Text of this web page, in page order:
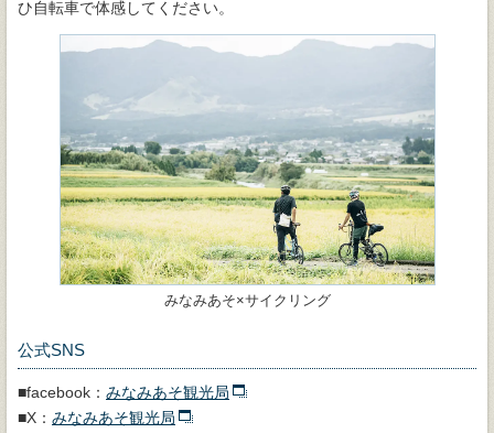
ひ自転車で体感してください。
みなみあそ×サイクリング
公式SNS
■facebook： みなみあそ観光局
■X： みなみあそ観光局